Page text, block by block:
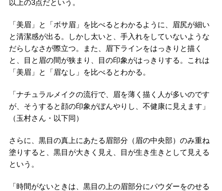
以上の3点だという。
「美眉」と「ボサ眉」を比べるとわかるように、眉尻が細い
と清潔感が出る。しかし太いと、手入れをしていないような
だらしなさが際立つ。また、眉下ラインをはっきりと描く
と、目と眉の間が狭まり、目の印象がはっきりする。これは
「美眉」と「眉なし」を比べるとわかる。
「ナチュラルメイクの流行で、眉を薄く描く人が多いのです
が、そうすると顔の印象がぼんやりし、不健康に見えます」
（玉村さん・以下同）
さらに、黒目の真上にあたる眉部分（眉の中央部）のみ重ね
塗りすると、黒目が大きく見え、目が生き生きとして見える
という。
「時間がないときは、黒目の上の眉部分にパウダーをのせる